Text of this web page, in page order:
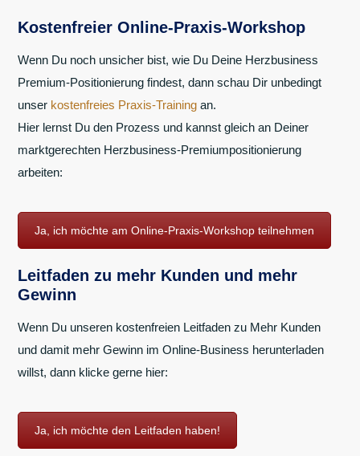
Kostenfreier Online-Praxis-Workshop
Wenn Du noch unsicher bist, wie Du Deine Herzbusiness
Premium-Positionierung findest, dann schau Dir unbedingt
unser kostenfreies Praxis-Training an.
Hier lernst Du den Prozess und kannst gleich an Deiner
marktgerechten Herzbusiness-Premiumpositionierung
arbeiten:
Ja, ich möchte am Online-Praxis-Workshop teilnehmen
Leitfaden zu mehr Kunden und mehr
Gewinn
Wenn Du unseren kostenfreien Leitfaden zu Mehr Kunden
und damit mehr Gewinn im Online-Business herunterladen
willst, dann klicke gerne hier:
Ja, ich möchte den Leitfaden haben!